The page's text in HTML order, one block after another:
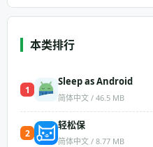
本类排行
1
Sleep as Android
简体中文 / 46.5 MB
2
轻松保
简体中文 / 8.77 MB